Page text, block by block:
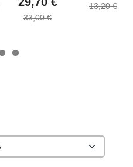
33,00 €
13,20 €